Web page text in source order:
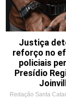
Justiça
reforço no
policiais
Presídio
Redação Santa